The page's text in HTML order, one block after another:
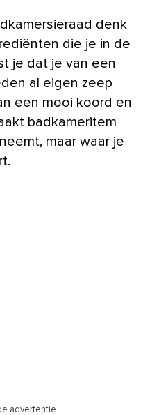
die je in de
je dat je van een
al eigen zeep
een mooi koord en
badkameritem
maar waar je
advertentie